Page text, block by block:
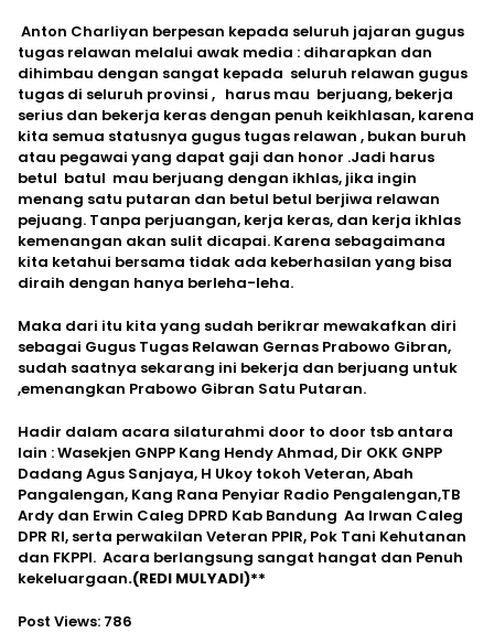
Anton Charliyan berpesan kepada seluruh jajaran gugus
tugas relawan melalui awak media : diharapkan dan
dihimbau dengan sangat kepada seluruh relawan gugus
tugas di seluruh provinsi , harus mau berjuang, bekerja
serius dan bekerja keras dengan penuh keikhlasan, karena
kita semua statusnya gugus tugas relawan , bukan buruh
atau pegawai yang dapat gaji dan honor .Jadi harus
betul batul mau berjuang dengan ikhlas, jika ingin
menang satu putaran dan betul betul berjiwa relawan
pejuang. Tanpa perjuangan, kerja keras, dan kerja ikhlas
kemenangan akan sulit dicapai. Karena sebagaimana
kita ketahui bersama tidak ada keberhasilan yang bisa
diraih dengan hanya berleha-leha.
Maka dari itu kita yang sudah berikrar mewakafkan diri
sebagai Gugus Tugas Relawan Gernas Prabowo Gibran,
sudah saatnya sekarang ini bekerja dan berjuang untuk
,emenangkan Prabowo Gibran Satu Putaran.
Hadir dalam acara silaturahmi door to door tsb antara
lain : Wasekjen GNPP Kang Hendy Ahmad, Dir OKK GNPP
Dadang Agus Sanjaya, H Ukoy tokoh Veteran, Abah
Pangalengan, Kang Rana Penyiar Radio Pengalengan,TB
Ardy dan Erwin Caleg DPRD Kab Bandung Aa Irwan Caleg
DPR RI, serta perwakilan Veteran PPIR, Pok Tani Kehutanan
dan FKPPI. Acara berlangsung sangat hangat dan Penuh
kekeluargaan.(REDI MULYADI)**
Post Views: 786